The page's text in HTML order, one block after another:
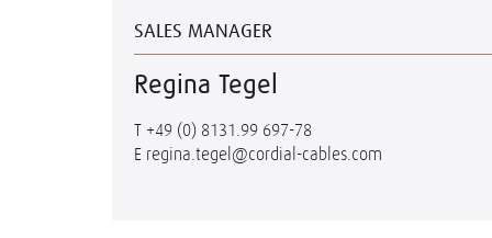
SALES MANAGER
Regina Tegel
T +49 (0) 8131.99 697-78
E regina.tegel@cordial-cables.com